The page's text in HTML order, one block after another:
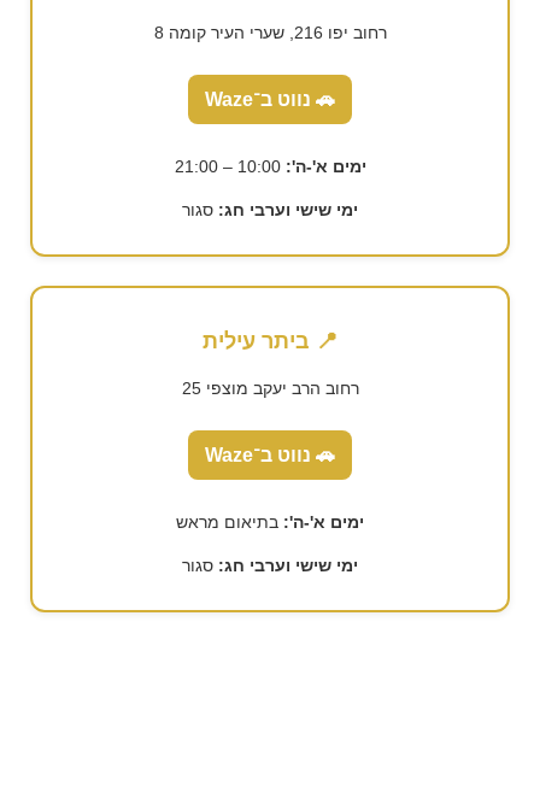
רחוב יפו 216, שערי העיר קומה 8
🚗 נווט ב־Waze
ימים א'-ה': 10:00 – 21:00
ימי שישי וערבי חג: סגור
📍 ביתר עילית
רחוב הרב יעקב מוצפי 25
🚗 נווט ב־Waze
ימים א'-ה': בתיאום מראש
ימי שישי וערבי חג: סגור